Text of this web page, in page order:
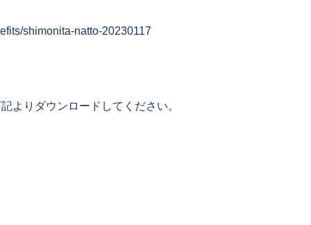
shimonita-natto-20230117
よりダウンロードしてください。